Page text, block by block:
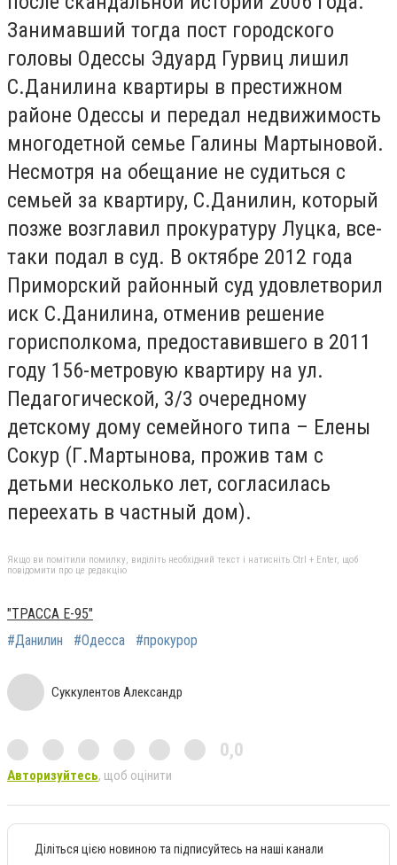
Занимавший тогда пост городского
головы Одессы Эдуард Гурвиц лишил
С.Данилина квартиры в престижном
районе Одессы и передал недвижимость
многодетной семье Галины Мартыновой.
Несмотря на обещание не судиться с
семьей за квартиру, С.Данилин, который
позже возглавил прокуратуру Луцка, все-
таки подал в суд. В октябре 2012 года
Приморский районный суд удовлетворил
иск С.Данилина, отменив решение
горисполкома, предоставившего в 2011
году 156-метровую квартиру на ул.
Педагогической, 3/3 очередному
детскому дому семейного типа – Елены
Сокур (Г.Мартынова, прожив там с
детьми несколько лет, согласилась
переехать в частный дом).
Якщо ви помітили помилку, виділіть необхідний текст і натисніть Ctrl + Enter, щоб
повідомити про це редакцію
"ТРАССА Е-95"
#Данилин
#Одесса #прокурор
Суккулентов Александр
0,0
Авторизуйтесь, щоб оцінити
Діліться цією новиною та підписуйтесь на наші канали